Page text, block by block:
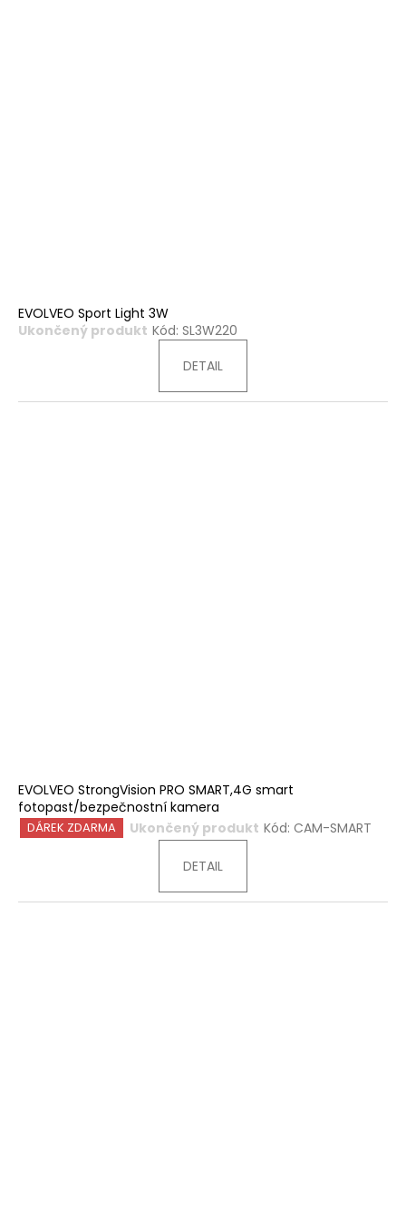
EVOLVEO Sport Light 3W
Ukončený produkt Kód: SL3W220
DETAIL
EVOLVEO StrongVision PRO SMART,4G smart
fotopast/bezpečnostní kamera
DÁREK ZDARMA Ukončený produkt Kód: CAM-SMART
DETAIL